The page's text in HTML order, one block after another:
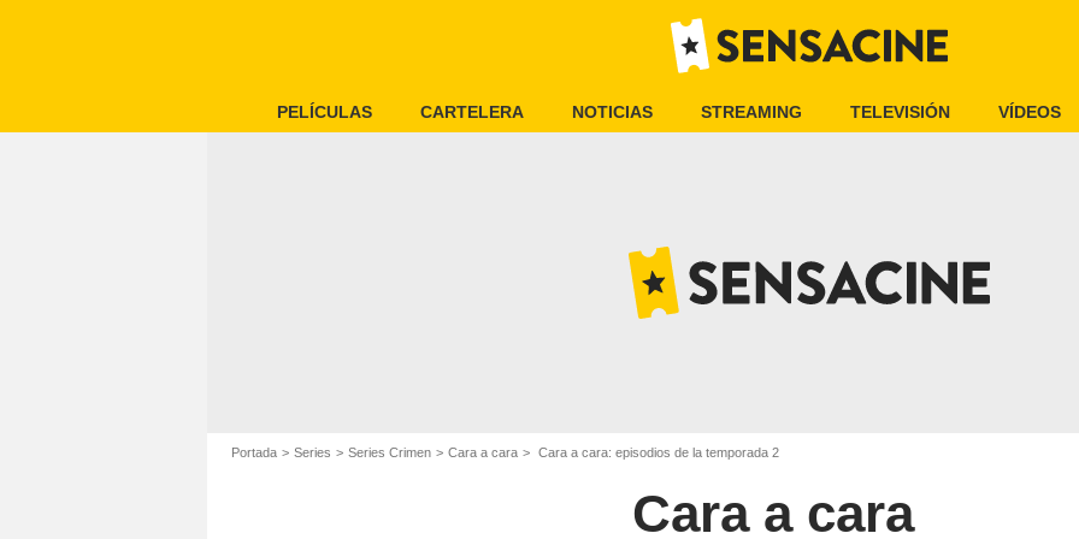
PELÍCULAS CARTELERA NOTICIAS STREAMING TELEVISIÓN VÍDEOS
Portada Series Series Crimen Cara a cara Cara a cara: episodios de la temporada 2
Cara a cara